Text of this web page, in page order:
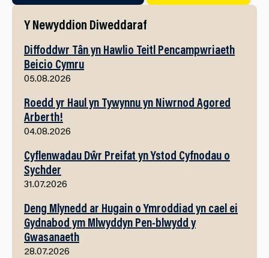
Y Newyddion Diweddaraf
Diffoddwr Tân yn Hawlio Teitl Pencampwriaeth
Beicio Cymru
05.08.2026
Roedd yr Haul yn Tywynnu yn Niwrnod Agored
Arberth!
04.08.2026
Cyflenwadau Dŵr Preifat yn Ystod Cyfnodau o
Sychder
31.07.2026
Deng Mlynedd ar Hugain o Ymroddiad yn cael ei
Gydnabod ym Mlwyddyn Pen-blwydd y
Gwasanaeth
28.07.2026